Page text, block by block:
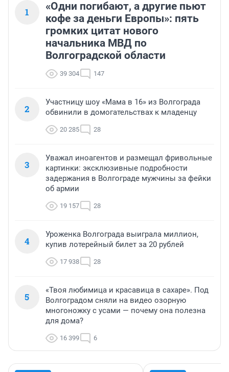
1
«Одни погибают, а другие пьют
кофе за деньги Европы»: пять
громких цитат нового
начальника МВД по
Волгоградской области
39 304 147
2
Участницу шоу «Мама в 16» из Волгограда
обвинили в домогательствах к младенцу
20 285 28
3
Уважал иноагентов и размещал фривольные
картинки: эксклюзивные подробности
задержания в Волгограде мужчины за фейки
об армии
19 157 28
4
Уроженка Волгограда выиграла миллион,
купив лотерейный билет за 20 рублей
17 938 28
5
«Твоя любимица и красавица в сахаре». Под
Волгоградом сняли на видео озорную
многоножку с усами — почему она полезна
для дома?
16 399 6